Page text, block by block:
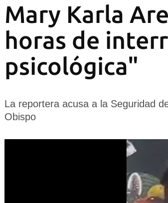
Mary Karla
horas de
psicológica"
La reportera acusa a la Seguridad
Obispo